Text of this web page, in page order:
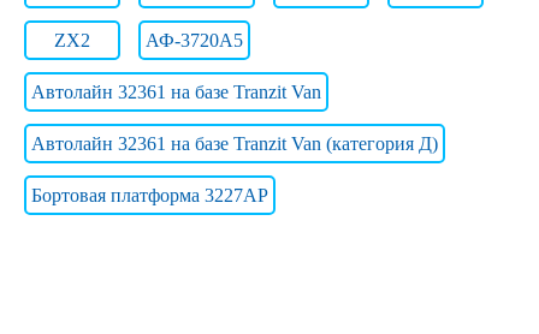
ZX2 АФ-3720А5
Автолайн 32361 на базе Tranzit Van
Автолайн 32361 на базе Tranzit Van (категория Д)
Бортовая платформа 3227AP